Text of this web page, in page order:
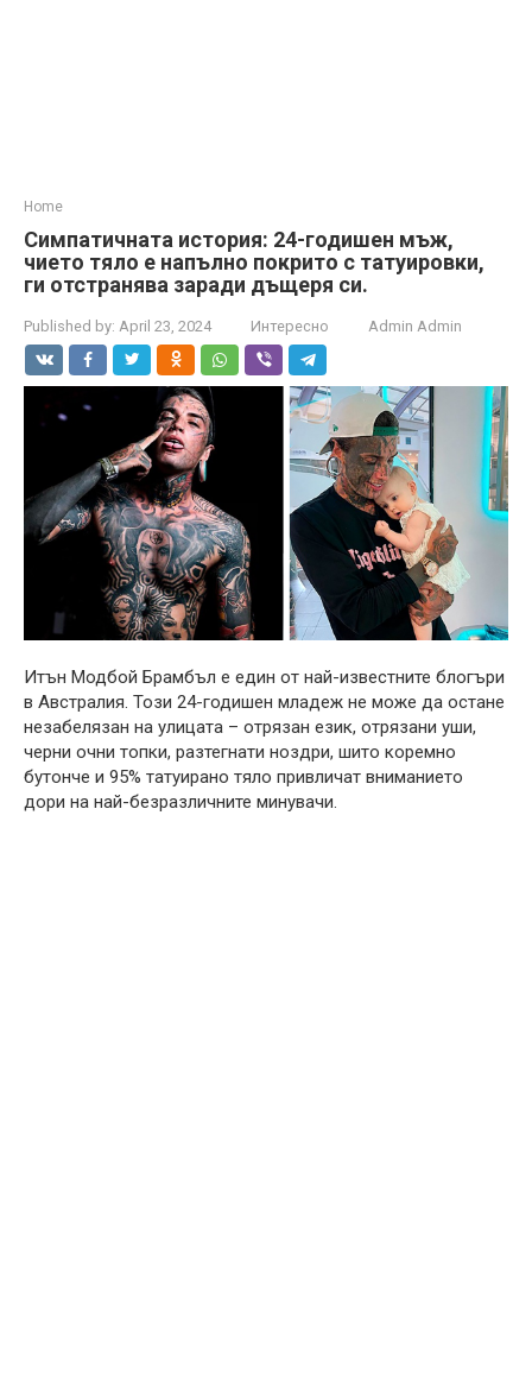
Home
Симпатичната история: 24-годишен мъж,
чието тяло е напълно покрито с татуировки,
ги отстранява заради дъщеря си.
Published by: April 23, 2024 Интересно Admin Admin
Итън Модбой Брамбъл е един от най-известните блогъри
в Австралия. Този 24-годишен младеж не може да остане
незабелязан на улицата – отрязан език, отрязани уши,
черни очни топки, разтегнати ноздри, шито коремно
бутонче и 95% татуирано тяло привличат вниманието
дори на най-безразличните минувачи.